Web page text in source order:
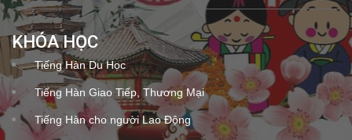
KHÓA HỌC
Tiếng Hàn Du Học
Tiếng Hàn Giao Tiếp, Thương Mại
Tiếng Hàn cho người Lao Động